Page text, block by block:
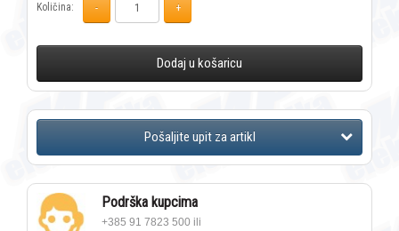
Količina:
Dodaj u košaricu
Podrška kupcima
+385 91 7823 500 ili